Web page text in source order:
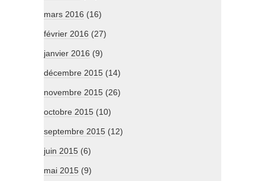
mars 2016 (16)
février 2016 (27)
janvier 2016 (9)
décembre 2015 (14)
novembre 2015 (26)
octobre 2015 (10)
septembre 2015 (12)
juin 2015 (6)
mai 2015 (9)